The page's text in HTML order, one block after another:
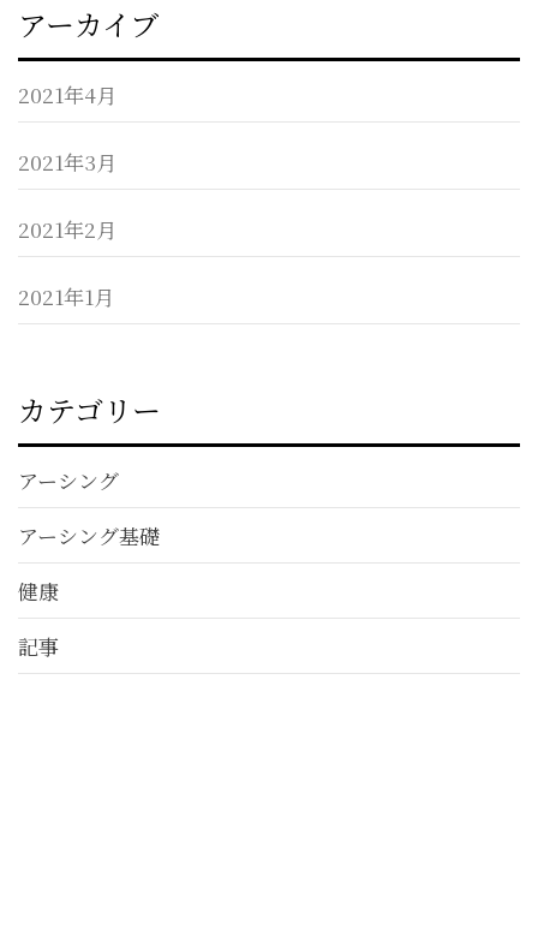
アーカイブ
2021年4月
2021年3月
2021年2月
2021年1月
カテゴリー
アーシング
アーシング基礎
健康
記事